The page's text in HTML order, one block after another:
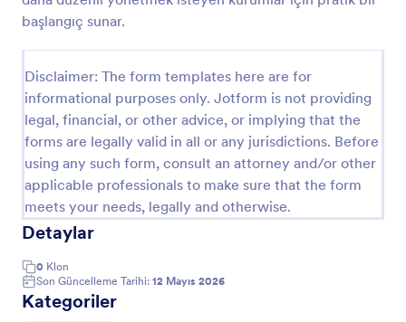
başlangıç sunar.
Disclaimer: The form templates here are for
informational purposes only. Jotform is not providing
legal, financial, or other advice, or implying that the
forms are legally valid in all or any jurisdictions. Before
using any such form, consult an attorney and/or other
applicable professionals to make sure that the form
meets your needs, legally and otherwise.
Detaylar
0 Klon
Son Güncelleme Tarihi: 12 Mayıs 2026
Kategoriler
Go to Category:
Satın Alma Talebi Formları
Şablon Kullan
Önizleme